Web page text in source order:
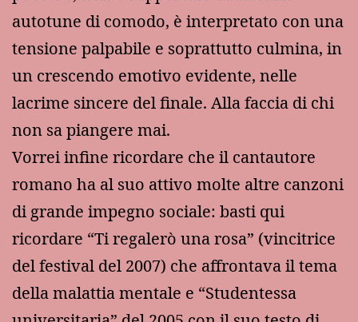
autotune di comodo, è interpretato con una
tensione palpabile e soprattutto culmina, in
un crescendo emotivo evidente, nelle
lacrime sincere del finale. Alla faccia di chi
non sa piangere mai.
Vorrei infine ricordare che il cantautore
romano ha al suo attivo molte altre canzoni
di grande impegno sociale: basti qui
ricordare “Ti regalerò una rosa” (vincitrice
del festival del 2007) che affrontava il tema
della malattia mentale e “Studentessa